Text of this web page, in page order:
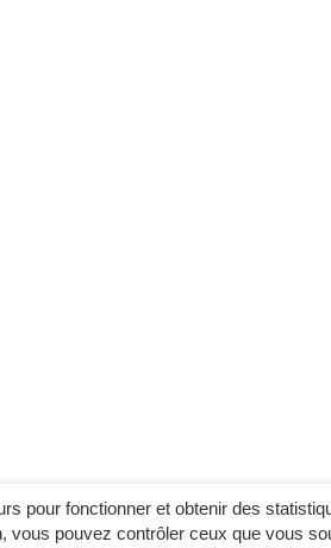
pour fonctionner et obtenir des
vous pouvez contrôler ceux que vous